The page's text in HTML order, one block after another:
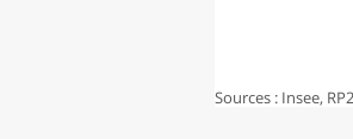
Sources : Insee,